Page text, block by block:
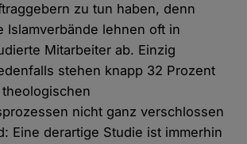
zu tun haben, denn
Islamverbände lehnen oft in
Mitarbeiter ab. Einzig
stehen knapp 32 Prozent
nicht ganz verschlossen
Eine derartige Studie ist immerhin